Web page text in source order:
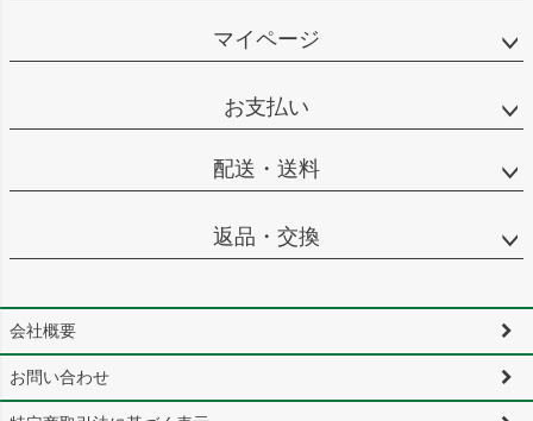
マイページ
お支払い
配送・送料
返品・交換
会社概要
お問い合わせ